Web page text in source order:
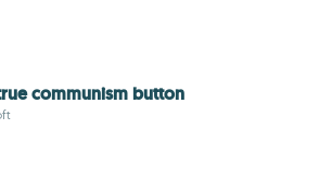
communism button